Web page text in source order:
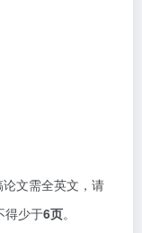
文需全英文，请
得少于6页。